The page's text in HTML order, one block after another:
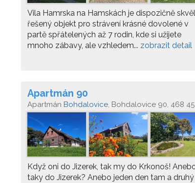
Vila Hamrska na Hamskách je dispozičně
řešený objekt pro strávení krásné dovolené v
partě spřátelených až 7 rodin, kde si užijete
mnoho zábavy, ale vzhledem... zobrazit detail
Apartmán 90
Apartmán Bohdalovice, Bohdalovice 90, 468 45
Velké Hamry
Když oni do Jizerek, tak my do Krkonoš!
taky do Jizerek? Anebo jeden den tam a druhý